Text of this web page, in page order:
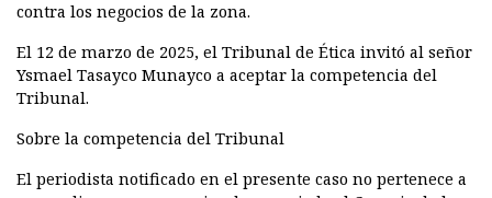
contra los negocios de la zona.
El 12 de marzo de 2025, el Tribunal de Ética invitó al señor
Ysmael Tasayco Munayco a aceptar la competencia del
Tribunal.
Sobre la competencia del Tribunal
El periodista notificado en el presente caso no pertenece a